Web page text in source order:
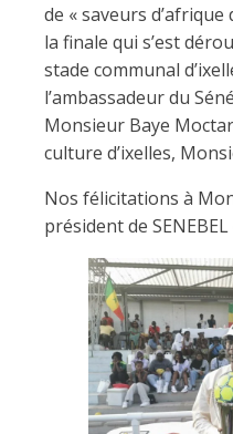
de « saveurs d’afrique
la finale qui s’est
stade communal
l’ambassadeur du
Monsieur Baye
culture d’ixelles,
Nos félicitations à
président de